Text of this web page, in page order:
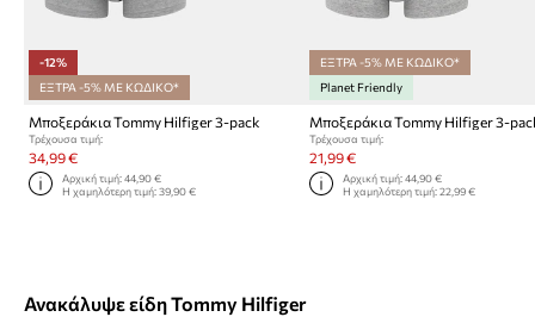
-12%
ΕΞΤΡΑ -5% ΜΕ ΚΩΔΙΚΟ*
Μποξεράκια Tommy Hilfiger 3-pack
Τρέχουσα τιμή:
34,99 €
Αρχική τιμή:44,90 €
Η χαμηλότερη τιμή:39,90 €
ΕΞΤΡΑ -5% ΜΕ ΚΩΔΙΚΟ*
Planet Friendly
Μποξεράκια Tommy Hilfiger 3-
Τρέχουσα τιμή:
21,99 €
Αρχική τιμή: 44,90 €
Η χαμηλότερη τιμή: 22,99 €
Ανακάλυψε είδη Tommy Hilfiger